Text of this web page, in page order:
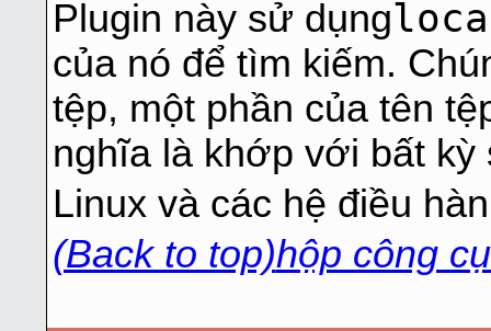
Plugin này sử dụng
của nó để tìm kiếm.
tệp, một phần của tên
nghĩa là khớp với bất kỳ
Linux và các hệ điều
(Back to top)hộp công